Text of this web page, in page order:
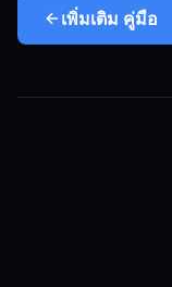
เพิ่มเติม คู่มือ